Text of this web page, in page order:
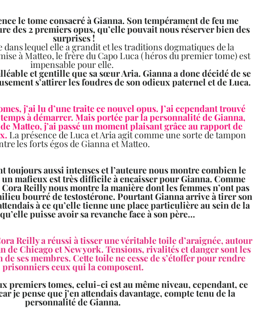
le tome consacré à Gianna. Son tempérament de feu me
des 2 premiers opus, qu’elle pouvait nous réserver bien des
surprises !
lequel elle a grandit et les traditions dogmatiques de la
à Matteo, le frère du Capo Luca ( héros du premier tome) est
impensable pour elle.
et gentille que sa sœur Aria. Gianna a donc décidé de se
s’attirer les foudres de son odieux paternel et de Luca.
j’ai lu d’une traite ce nouvel opus. J’ai cependant trouvé
à démarrer. Mais portée par la personnalité de Gianna,
Matteo, j’ai passé un moment plaisant grâce au rapport de
La présence de Luca et Aria agit comme une sorte de tampon
les forts égos de Gianna et Matteo.
toujours aussi intenses et l’auteure nous montre combien le
mafieux est très difficile à encaisser pour Gianna. Comme
Reilly nous montre la manière dont les femmes n’ont pas
bourré de testostérone. Pourtant Gianna arrive à tirer son
à ce qu’elle tienne une place particulière au sein de la
puisse avoir sa revanche face à son père…
Reilly a réussi à tisser une véritable toile d’araignée, autour
de Chicago et New york. Tensions, rivalités et danger sont les
ses membres. Cette toile ne cesse de s’étoffer pour rendre
prisonniers ceux qui la composent.
premiers tomes, celui-ci est au même niveau, cependant, ce
je pense que j’en attendais davantage, compte tenu de la
personnalité de Gianna.